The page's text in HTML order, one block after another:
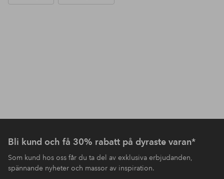
Bli kund och få 30% rabatt på dyraste varan*
Som kund hos oss får du ta del av exklusiva erbjudanden,
spännande nyheter och massor av inspiration.